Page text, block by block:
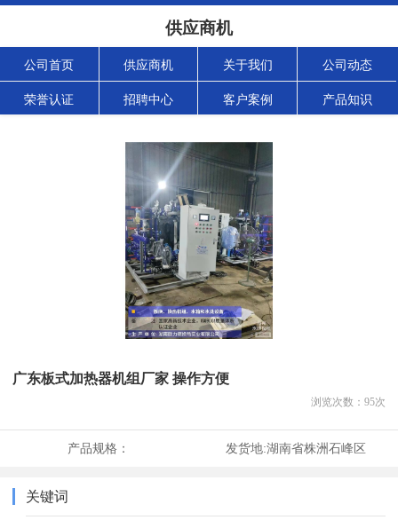
供应商机
公司首页 供应商机 关于我们 公司动态
荣誉认证 招聘中心 客户案例 产品知识
广东板式加热器机组厂家 操作方便
浏览次数： 95次
产品规格： 发货地:湖南省株洲石峰区
关键词